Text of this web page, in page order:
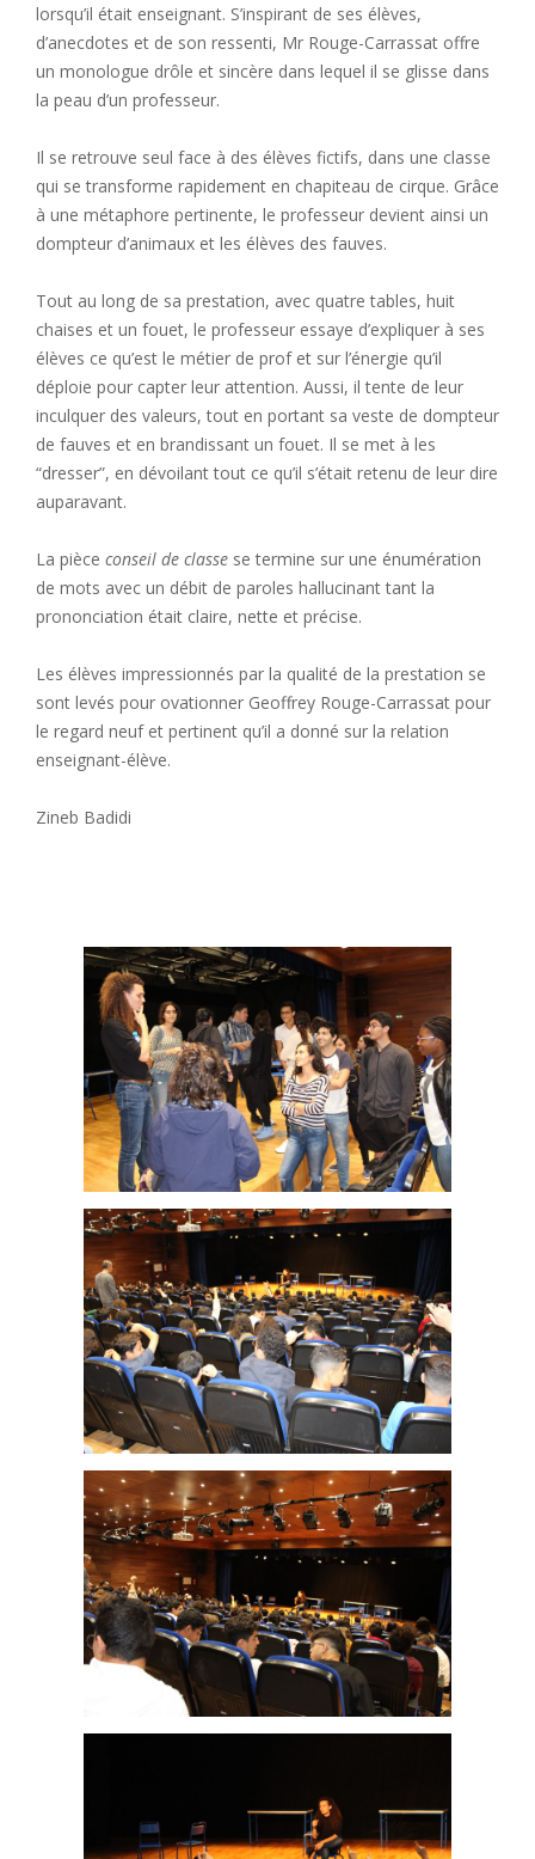
lorsqu’il était enseignant. S’inspirant de ses élèves,
d’anecdotes et de son ressenti, Mr Rouge-Carrassat offre
un monologue drôle et sincère dans lequel il se glisse dans
la peau d’un professeur.
Il se retrouve seul face à des élèves fictifs, dans une classe
qui se transforme rapidement en chapiteau de cirque. Grâce
à une métaphore pertinente, le professeur devient ainsi un
dompteur d’animaux et les élèves des fauves.
Tout au long de sa prestation, avec quatre tables, huit
chaises et un fouet, le professeur essaye d’expliquer à ses
élèves ce qu’est le métier de prof et sur l’énergie qu’il
déploie pour capter leur attention. Aussi, il tente de leur
inculquer des valeurs, tout en portant sa veste de dompteur
de fauves et en brandissant un fouet. Il se met à les
“dresser”, en dévoilant tout ce qu’il s’était retenu de leur dire
auparavant.
La pièce conseil de classe se termine sur une énumération
de mots avec un débit de paroles hallucinant tant la
prononciation était claire, nette et précise.
Les élèves impressionnés par la qualité de la prestation se
sont levés pour ovationner Geoffrey Rouge-Carrassat pour
le regard neuf et pertinent qu’il a donné sur la relation
enseignant-élève.
Zineb Badidi